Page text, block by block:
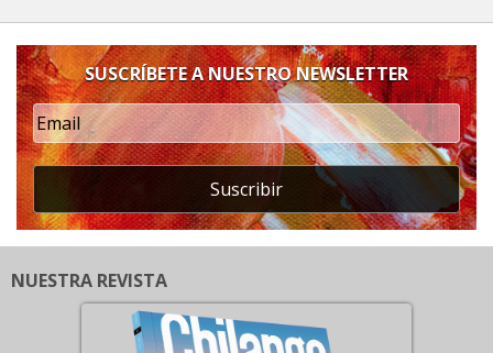
SUSCRÍBETE A NUESTRO NEWSLETTER
Suscribir
NUESTRA REVISTA